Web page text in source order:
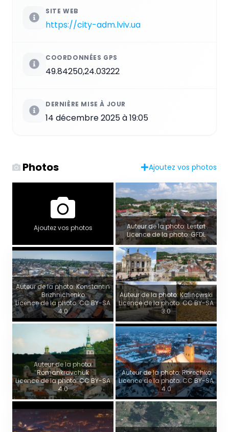
SITE WEB
https://city-adm.lviv.ua
COORDONNÉES GPS
49.84250,24.03222
DERNIÈRE MISE À JOUR
14 décembre 2025 à 19:05
Photos Ajoutez vos photos
Ajoutez vos photos
Auteur de la photo: Lestat
Licence de la photo: GFDL
Auteur de la photo: Konstantin
Brizhnichenko
Licence de la photo: CC BY-SA
4.0
Auteur de la photo: Kalinowski
Licence de la photo: CC BY-SA
3.0
Auteur de la photo:
Romankravchuk
Licence de la photo: CC BY-SA
4.0
Auteur de la photo: Rbrechko
Licence de la photo: CC BY-SA
4.0